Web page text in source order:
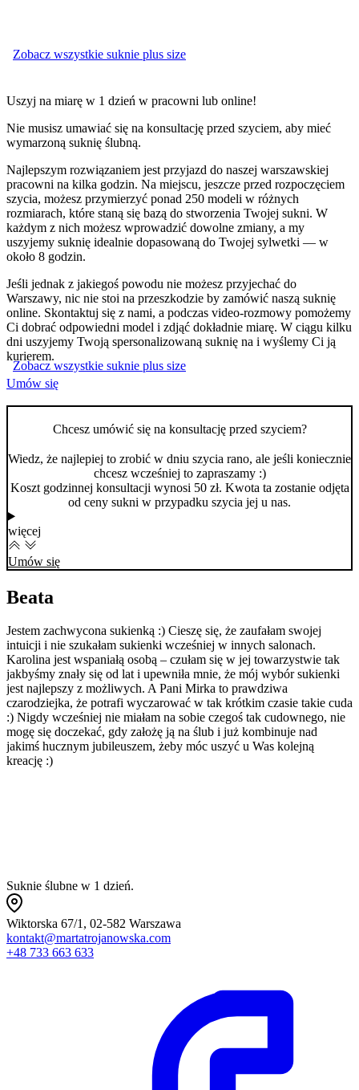
Zobacz wszystkie suknie plus size
Uszyj na miarę w 1 dzień w pracowni lub online!
Nie musisz umawiać się na konsultację przed szyciem, aby mieć
wymarzoną suknię ślubną.
Najlepszym rozwiązaniem jest przyjazd do naszej warszawskiej
pracowni na kilka godzin. Na miejscu, jeszcze przed rozpoczęciem
szycia, możesz przymierzyć ponad 250 modeli w różnych
rozmiarach, które staną się bazą do stworzenia Twojej sukni. W
każdym z nich możesz wprowadzić dowolne zmiany, a my
uszyjemy suknię idealnie dopasowaną do Twojej sylwetki — w
około 8 godzin.
Jeśli jednak z jakiegoś powodu nie możesz przyjechać do
Warszawy, nic nie stoi na przeszkodzie by zamówić naszą suknię
online. Skontaktuj się z nami, a podczas video-rozmowy pomożemy
Ci dobrać odpowiedni model i zdjąć dokładnie miarę. W ciągu kilku
dni uszyjemy Twoją spersonalizowaną suknię na i wyślemy Ci ją
kurierem.
Umów się
Zobacz wszystkie suknie plus size
Chcesz umówić się na konsultację przed szyciem?
Wiedz, że najlepiej to zrobić w dniu szycia rano, ale jeśli koniecznie
chcesz wcześniej to zapraszamy :)
Koszt godzinnej konsultacji wynosi 50 zł. Kwota ta zostanie odjęta
od ceny sukni w przypadku szycia jej u nas.
więcej
Umów się
Beata
Jestem zachwycona sukienką :) Cieszę się, że zaufałam swojej
intuicji i nie szukałam sukienki wcześniej w innych salonach.
Karolina jest wspaniałą osobą – czułam się w jej towarzystwie tak
jakbyśmy znały się od lat i upewniła mnie, że mój wybór sukienki
jest najlepszy z możliwych. A Pani Mirka to prawdziwa
czarodziejka, że potrafi wyczarować w tak krótkim czasie takie cuda
:) Nigdy wcześniej nie miałam na sobie czegoś tak cudownego, nie
mogę się doczekać, gdy założę ją na ślub i już kombinuje nad
jakimś hucznym jubileuszem, żeby móc uszyć u Was kolejną
kreację :)
Suknie ślubne w 1 dzień.
Wiktorska 67/1, 02-582 Warszawa
kontakt@martatrojanowska.com
+48 733 663 633